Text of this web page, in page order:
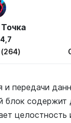
4,7
и передачи
блок содержит
целостность